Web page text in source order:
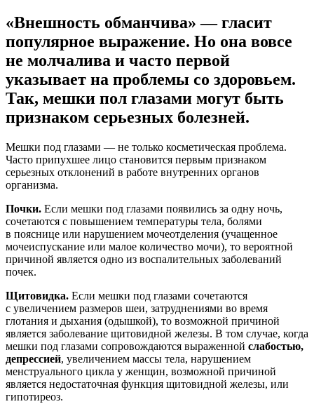
«Внешность обманчива» — гласит
популярное выражение. Но она вовсе
не молчалива и часто первой
указывает на проблемы со здоровьем.
Так, мешки пол глазами могут быть
признаком серьезных болезней.
Мешки под глазами — не только косметическая проблема.
Часто припухшее лицо становится первым признаком
серьезных отклонений в работе внутренних органов
организма.
Почки. Если мешки под глазами появились за одну ночь,
сочетаются с повышением температуры тела, болями
в пояснице или нарушением мочеотделения (учащенное
мочеиспускание или малое количество мочи), то вероятной
причиной является одно из воспалительных заболеваний
почек.
Щитовидка. Если мешки под глазами сочетаются
с увеличением размеров шеи, затруднениями во время
глотания и дыхания (одышкой), то возможной причиной
является заболевание щитовидной железы. В том случае, когда
мешки под глазами сопровождаются выраженной слабостью,
депрессией, увеличением массы тела, нарушением
менструального цикла у женщин, возможной причиной
является недостаточная функция щитовидной железы, или
гипотиреоз.